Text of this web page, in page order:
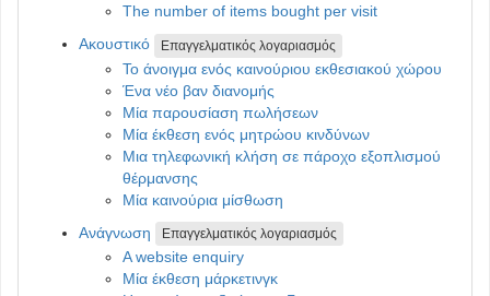
The number of items bought per visit
Ακουστικό
Επαγγελματικός λογαριασμός
Το άνοιγμα ενός καινούριου εκθεσιακού χώρου
Ένα νέο βαν διανομής
Μία παρουσίαση πωλήσεων
Μία έκθεση ενός μητρώου κινδύνων
Μια τηλεφωνική κλήση σε πάροχο εξοπλισμού
θέρμανσης
Μία καινούρια μίσθωση
Ανάγνωση
Επαγγελματικός λογαριασμός
A website enquiry
Μία έκθεση μάρκετινγκ